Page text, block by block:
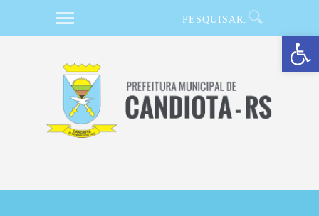
Barra de Ferramentas Aberta